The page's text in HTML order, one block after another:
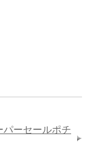
パーセールポチ